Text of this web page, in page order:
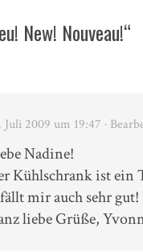
New! Nouveau!“
Juli 2009 um 19:47 ·
Nadine!
Kühlschrank ist ein
mir auch sehr
liebe Grüße,